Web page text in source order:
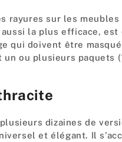
rayures sur les
la plus efficace,
qui doivent être
un ou plusieurs
dizaines de
et élégant. Il